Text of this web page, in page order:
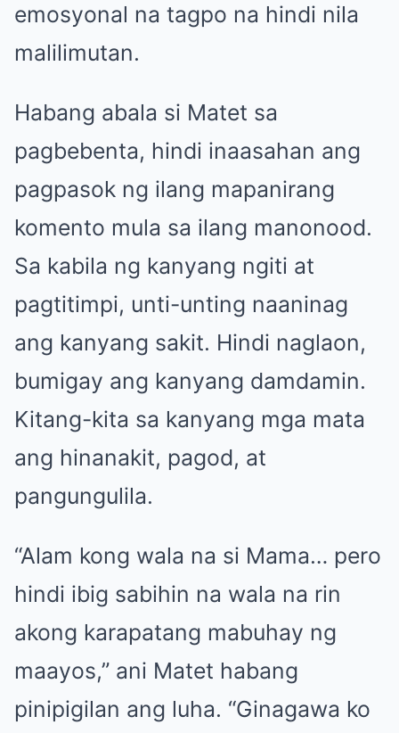
emosyonal na tagpo na hindi nila
malilimutan.
Habang abala si Matet sa
pagbebenta, hindi inaasahan ang
pagpasok ng ilang mapanirang
komento mula sa ilang manonood.
Sa kabila ng kanyang ngiti at
pagtitimpi, unti-unting naaninag
ang kanyang sakit. Hindi naglaon,
bumigay ang kanyang damdamin.
Kitang-kita sa kanyang mga mata
ang hinanakit, pagod, at
pangungulila.
“Alam kong wala na si Mama… pero
hindi ibig sabihin na wala na rin
akong karapatang mabuhay ng
maayos,” ani Matet habang
pinipigilan ang luha. “Ginagawa ko